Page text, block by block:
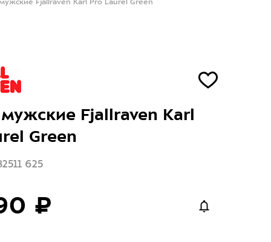
Fjallraven Karl Pro Laurel Green
Fjallraven Karl
Green
625
₽